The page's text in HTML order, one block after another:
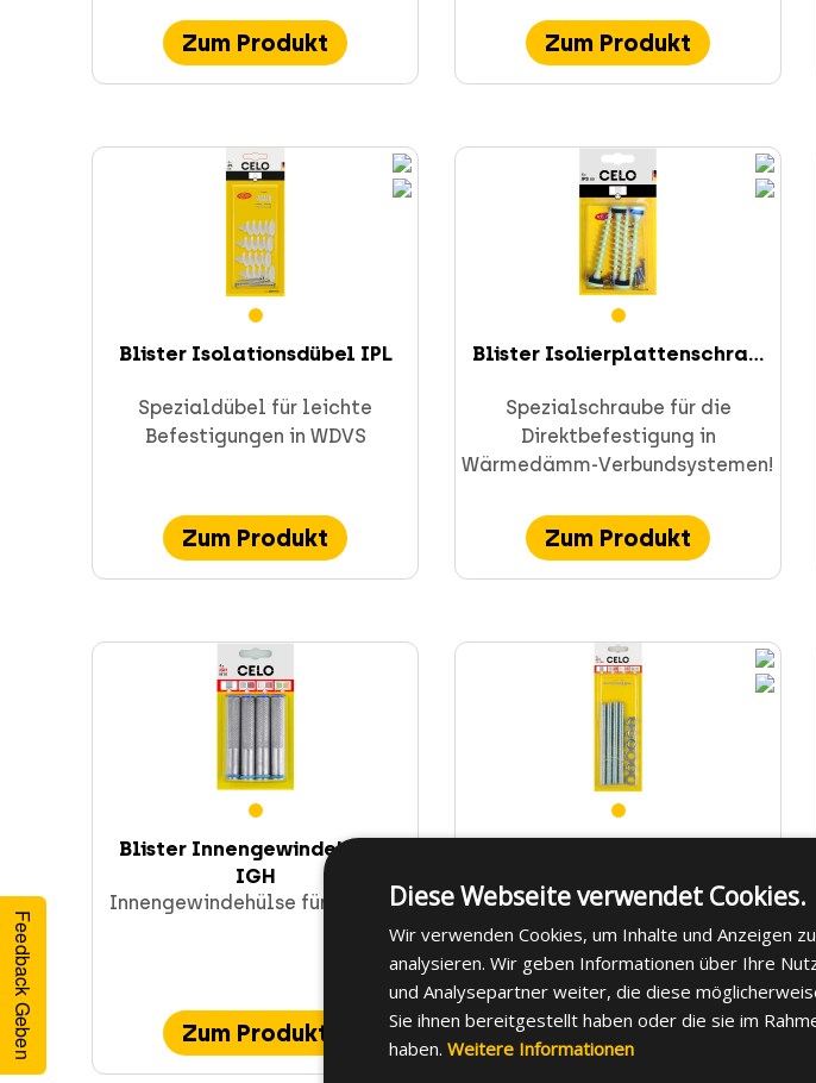
Zum Produkt Zum Produkt
Blister Isolationsdübel IPL
Spezialdübel für leichte
Befestigungen in WDVS
Zum Produkt
Blister Isolierplattenschra...
Spezialschraube für die
Direktbefestigung in
Wärmedämm-Verbundsystemen!
Zum Produkt
Blister Innengewindehülse
IGH
Innengewindehülse für ResiFIX
Zum Produkt
Ankerstange für ResiFIX
Zum Produkt
Feedback Geben
Diese Webseite verwendet Cookies.
Wir verwenden Cookies, um Inhalte und Anzeigen
analysieren. Wir geben Informationen über Ihre
und Analysepartner weiter, die diese
Sie ihnen bereitgestellt haben oder die sie im
haben. Weitere Informationen